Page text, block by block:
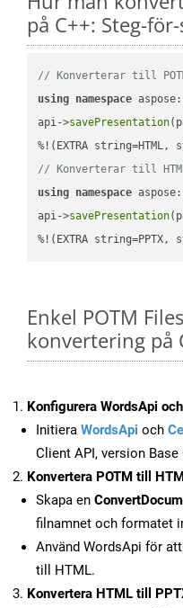
på C++: Steg-
// Konverterar till
using namespace
api->savePresentation
// Konverterar till
using namespace
api->savePresentation
%!(EXTRA string=PPTX,
Enkel POTM
konvertering på
Konfigurera WordsApi
Initiera WordsApi och
Client API, version Base
Konvertera POTM till
Skapa en
filnamnet och formatet
Använd WordsApi för
till HTML.
Konvertera HTML till